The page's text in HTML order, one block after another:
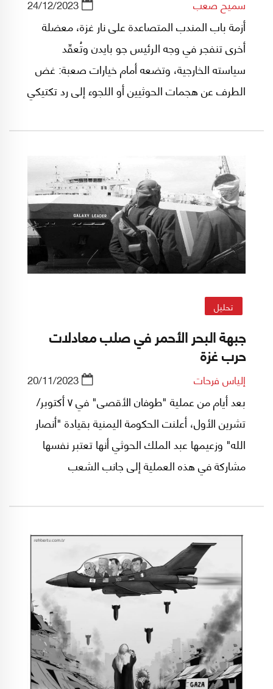
سميح صعب 24/12/2023
أزمة باب المندب المتصاعدة على نار غزة، معضلة
أخرى تنفجر في وجه الرئيس جو بايدن وتُعقّد
سياسته الخارجية، وتضعه أمام خيارات صعبة: غض
الطرف عن هجمات الحوثيين أو اللجوء إلى رد تكتيكي
حتى ولو أدى إلى صدام مباشر مع إيران، وهذا الخيار
الأول/أكتوبر الماضي.
تحليل
جبهة البحر الأحمر في صلب معادلات
حرب غزة
إلياس فرحات 20/11/2023
بعد أيام من عملية "طوفان الأقصى" في ٧ أكتوبر/
تشرين الأول، أعلنت الحكومة اليمنية بقيادة "أنصار
الله" وزعيمها عبد الملك الحوثي أنها تعتبر نفسها
مشاركة في هذه العملية إلى جانب الشعب